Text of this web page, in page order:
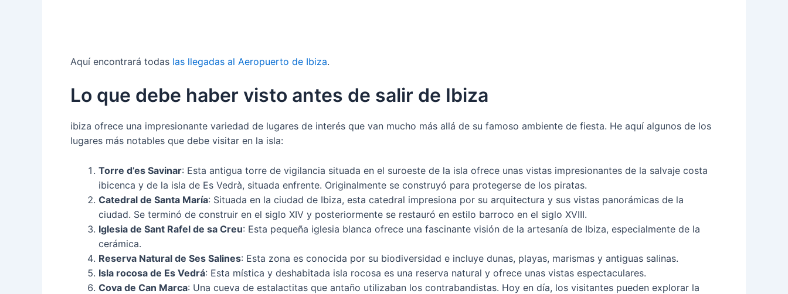
Aquí encontrará todas las llegadas al Aeropuerto de Ibiza.
Lo que debe haber visto antes de salir de Ibiza
ibiza ofrece una impresionante variedad de lugares de interés que van mucho más allá de su famoso ambiente de fiesta. He aquí algunos de los
lugares más notables que debe visitar en la isla:
Torre d’es Savinar: Esta antigua torre de vigilancia situada en el suroeste de la isla ofrece unas vistas impresionantes de la salvaje costa
ibicenca y de la isla de Es Vedrà, situada enfrente. Originalmente se construyó para protegerse de los piratas.
Catedral de Santa María: Situada en la ciudad de Ibiza, esta catedral impresiona por su arquitectura y sus vistas panorámicas de la
ciudad. Se terminó de construir en el siglo XIV y posteriormente se restauró en estilo barroco en el siglo XVIII.
Iglesia de Sant Rafel de sa Creu: Esta pequeña iglesia blanca ofrece una fascinante visión de la artesanía de Ibiza, especialmente de la
cerámica.
Reserva Natural de Ses Salines: Esta zona es conocida por su biodiversidad e incluye dunas, playas, marismas y antiguas salinas.
Isla rocosa de Es Vedrá: Esta mística y deshabitada isla rocosa es una reserva natural y ofrece unas vistas espectaculares.
Cova de Can Marca: Una cueva de estalactitas que antaño utilizaban los contrabandistas. Hoy en día, los visitantes pueden explorar la